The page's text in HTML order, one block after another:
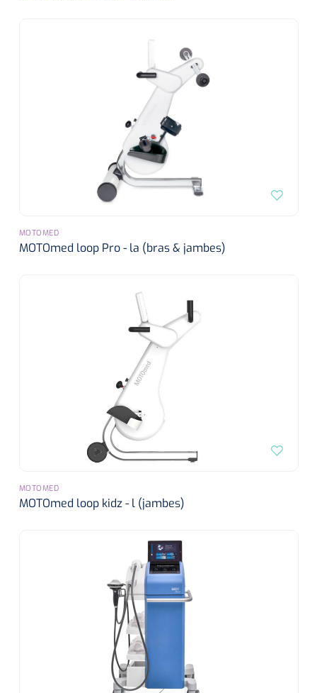
MOTOMED
MOTOmed loop Pro - la (bras & jambes)
MOTOMED
MOTOmed loop kidz - l (jambes)